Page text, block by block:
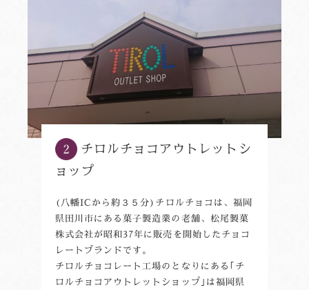
チロルチョコアウトレットシ
ョップ
(八幡ICから約３５分)チロルチョコは、福岡
県田川市にある菓子製造業の老舗、松尾製菓
株式会社が昭和37年に販売を開始したチョコ
レートブランドです。
チロルチョコレート工場のとなりにある｢チ
ロルチョコアウトレットショップ｣は福岡県